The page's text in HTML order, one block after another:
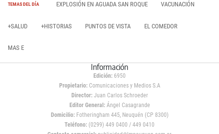
TEMAS DEL DÍA EXPLOSIÓN EN AGUADA SAN ROQUE VACUNACIÓN
+SALUD +HISTORIAS PUNTOS DE VISTA EL COMEDOR
MAS E
Información
Edición: 6950
Propietario:Comunicaciones y Medios S.A
Director: Juan Carlos Schroeder
Editor General:Ángel Casagrande
Domicilio:Fotheringham 445, Neuquén (CP 8300)
Teléfono: (0299) 449 0400 / 449 0410